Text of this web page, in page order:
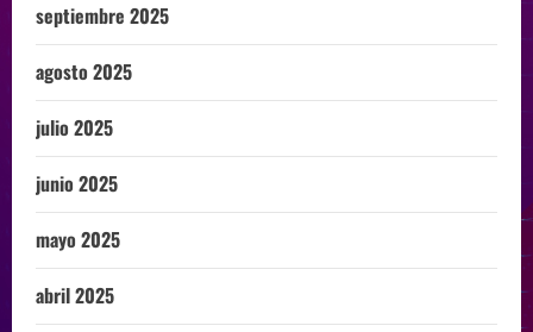
septiembre 2025
agosto 2025
julio 2025
junio 2025
mayo 2025
abril 2025